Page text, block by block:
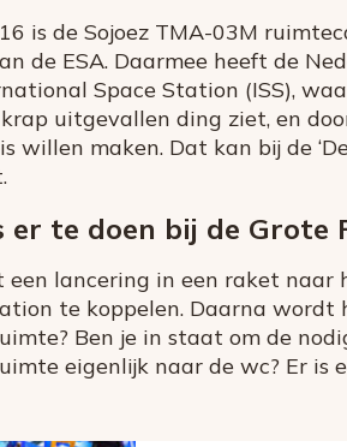
is de Sojoez TMA-03M
de ESA. Daarmee heeft de
Space Station (ISS),
uitgevallen ding ziet, en
willen maken. Dat kan bij de
er te doen bij de Grote
een lancering in een raket naar
te koppelen. Daarna wordt
Ben je in staat om de
eigenlijk naar de wc? Er